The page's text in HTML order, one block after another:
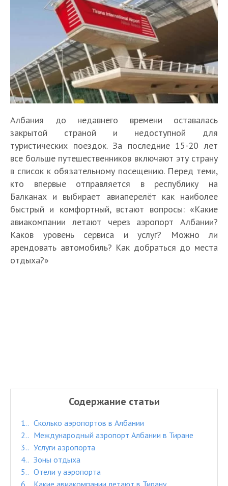
Албания до недавнего времени оставалась
закрытой страной и недоступной для
туристических поездок. За последние 15-20 лет
все больше путешественников включают эту страну
в список к обязательному посещению. Перед теми,
кто впервые отправляется в республику на
Балканах и выбирает авиаперелёт как наиболее
быстрый и комфортный, встают вопросы: «Какие
авиакомпании летают через аэропорт Албании?
Каков уровень сервиса и услуг? Можно ли
арендовать автомобиль? Как добраться до места
отдыха?»
Содержание статьи
1.
Сколько аэропортов в Албании
2.
Международный аэропорт Албании в Тиране
3.
Услуги аэропорта
4.
Зоны отдыха
5.
Отели у аэропорта